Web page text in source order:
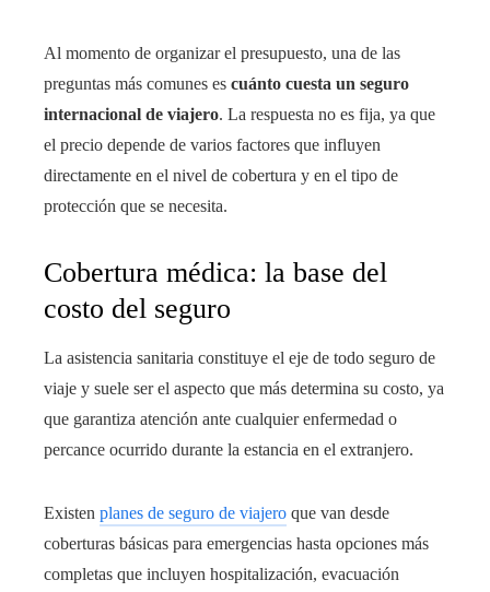
Al momento de organizar el presupuesto, una de las
preguntas más comunes es cuánto cuesta un seguro
internacional de viajero. La respuesta no es fija, ya que
el precio depende de varios factores que influyen
directamente en el nivel de cobertura y en el tipo de
protección que se necesita.
Cobertura médica: la base del
costo del seguro
La asistencia sanitaria constituye el eje de todo seguro de
viaje y suele ser el aspecto que más determina su costo, ya
que garantiza atención ante cualquier enfermedad o
percance ocurrido durante la estancia en el extranjero.
Existen planes de seguro de viajero que van desde
coberturas básicas para emergencias hasta opciones más
completas que incluyen hospitalización, evacuación